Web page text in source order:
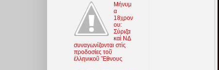
Μήνυμ
α
18χρον
ου:
Σύριζα
καὶ ΝΔ
συναγωνίζονται στὶς
προδοσίες τοῦ
ἑλληνικοῦ Ἔθνους